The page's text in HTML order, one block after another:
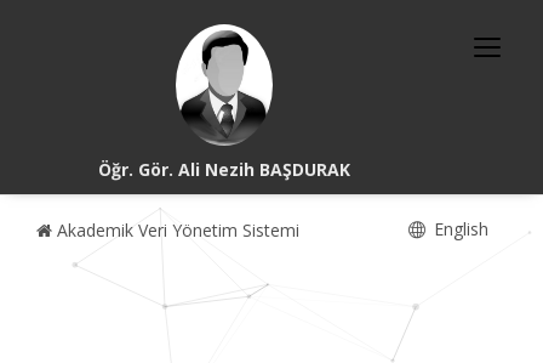
Öğr. Gör. Ali Nezih BAŞDURAK
Akademik Veri Yönetim Sistemi English